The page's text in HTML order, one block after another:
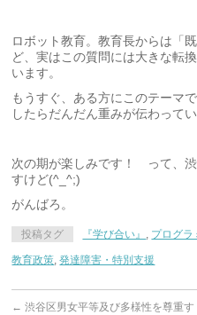
ロボット教育。教育長からは「
ど、実はこの質問には大きな転
います。
もうすぐ、ある方にこのテーマ
したらだんだん重みが伝わって
次の期が楽しみです！ って、
すけど(^_^;)
がんばろ。
投稿タグ 『学び合い』 , プログラ
教育政策,発達障害・特別支援
← 渋谷区男女平等及び多様性を尊重す